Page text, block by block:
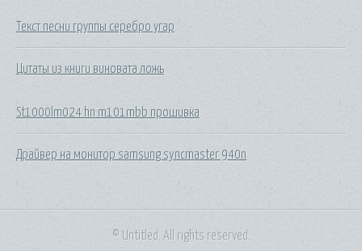
Текст песни группы серебро угар
Цитаты из книги виновата ложь
St1000lm024 hn m101mbb прошивка
Драйвер на монитор samsung syncmaster 940n
© Untitled. All rights reserved.